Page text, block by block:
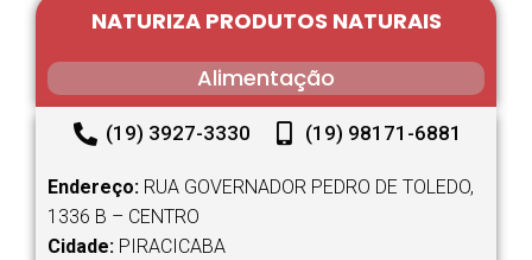
NATURIZA PRODUTOS NATURAIS
Alimentação
(19) 3927-3330 (19) 98171-6881
Endereço: RUA GOVERNADOR PEDRO DE TOLEDO,
1336 B – CENTRO
Cidade: PIRACICABA